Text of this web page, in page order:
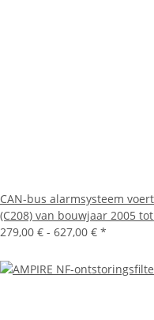
CAN-bus alarmsysteem
(C208) van bouwjaar 2005
279,00 € - 627,00 € *